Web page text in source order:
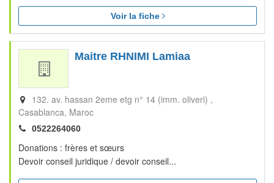
Voir la fiche
Maitre RHNIMI Lamiaa
132. av. hassan 2eme etg n° 14 (imm. oliveri)
Casablanca Maroc
0522264060
Donations : frères et sœurs
Devoir conseil juridique / devoir conseil...